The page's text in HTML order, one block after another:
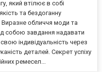
який втілює в собі
та бездоганну
Виразне обличчя моди та
собою завдання надавати
індивідуальність через
деталей. Секрет успіху
ремесел...